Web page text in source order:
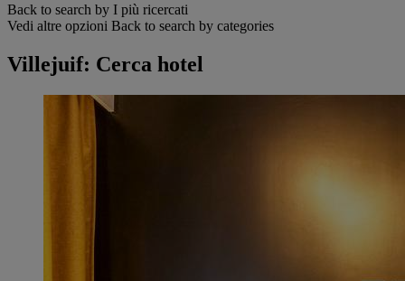
Back to search by I più ricercati
Vedi altre opzioni Back to search by categories
Villejuif: Cerca hotel